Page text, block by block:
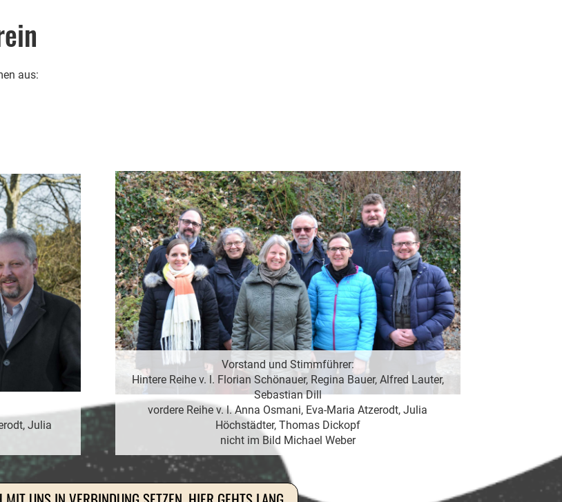
aus:
Julia
Vorstand und Stimmführer:
Hintere Reihe v. l. Florian Schönauer, Regina Bauer, Alfred Lauter,
Sebastian Dill
vordere Reihe v. l. Anna Osmani, Eva-Maria Atzerodt, Julia
Höchstädter, Thomas Dickopf
nicht im Bild Michael Weber